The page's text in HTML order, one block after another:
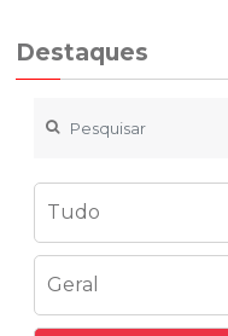
Destaques
Tudo
Geral